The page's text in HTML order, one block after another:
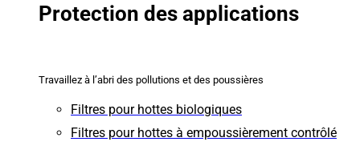
Protection des applications
Travaillez à l’abri des pollutions et des poussières
Filtres pour hottes biologiques
Filtres pour hottes à empoussièrement contrôlé